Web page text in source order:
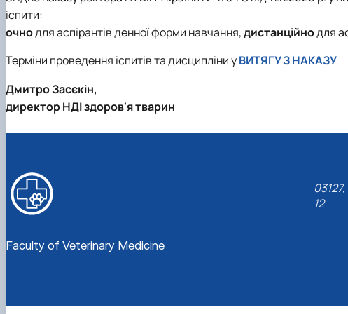
Curriculum and Methodology Committee
Employers' Council
Educational-Scientific-Production Clinical Center "Vetmedservice"
Leadership & Staff
Contact Information
They were awarded the distinction "For Merit to the Faculty of
Trust Box
Elective Courses in Veterinary Medicine
Public Lectures
Portfolio of Higher Education Students
Вступ
Information for Students
Department of Physiology of Vertebrates and Pharmacology
іспити:
очнодля аспірантів денної форми навчання,дистанційнодля
Терміни проведення іспитів та дисципліни уВИТЯГУ З НАКАЗУ
Дмитро Засєкін,
директор НДІ здоров'я тварин
Faculty of Veterinary Medicine
12